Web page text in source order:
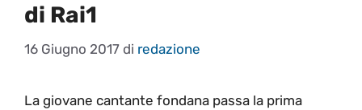
di Rai1
16 Giugno 2017 di redazione
La giovane cantante fondana passa la prima